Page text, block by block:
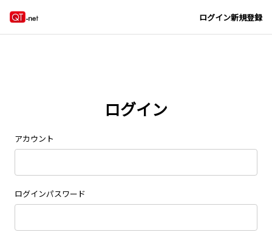
ログイン新規登録
ログイン
アカウント
ログインパスワード